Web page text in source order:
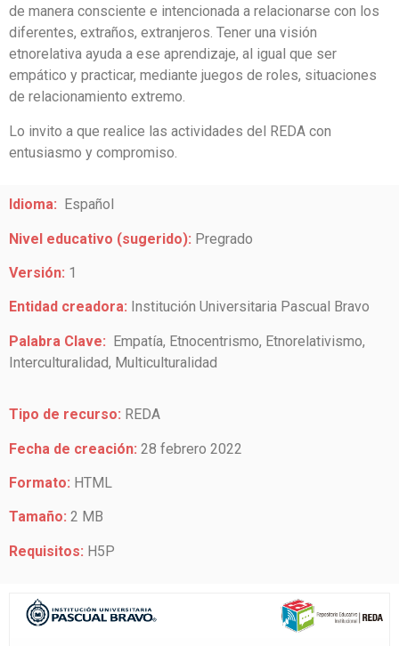
de manera consciente e intencionada a relacionarse con los
diferentes, extraños, extranjeros. Tener una visión
etnorelativa ayuda a ese aprendizaje, al igual que ser
empático y practicar, mediante juegos de roles, situaciones
de relacionamiento extremo.
Lo invito a que realice las actividades del REDA con
entusiasmo y compromiso.
Idioma: Español
Nivel educativo (sugerido): Pregrado
Versión: 1
Entidad creadora: Institución Universitaria Pascual Bravo
Palabra Clave: Empatía, Etnocentrismo, Etnorelativismo,
Interculturalidad, Multiculturalidad
Tipo de recurso: REDA
Fecha de creación: 28 febrero 2022
Formato: HTML
Tamaño: 2 MB
Requisitos: H5P